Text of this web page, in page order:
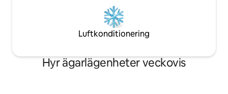
naturlig varm källa i närheten. (Om du vill
ta ett stort bad i stadens centrum, Jas
Mack Plaza, finns det också mat och
bastu) Det finns också många
Luftkonditionering
Hyr ägarlägenheter veckovis